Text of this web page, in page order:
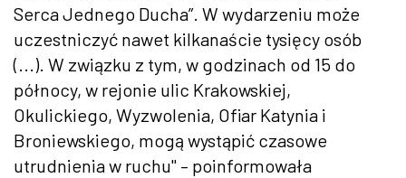
Serca Jednego Ducha”. W wydarzeniu może
uczestniczyć nawet kilkanaście tysięcy osób
(...). W związku z tym, w godzinach od 15 do
północy, w rejonie ulic Krakowskiej,
Okulickiego, Wyzwolenia, Ofiar Katynia i
Broniewskiego, mogą wystąpić czasowe
utrudnienia w ruchu" – poinformowała